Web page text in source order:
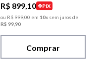
R$ 899,10
PIX
ou R$ 99900 em 10x sem juros de
R$ 99 90
Comprar